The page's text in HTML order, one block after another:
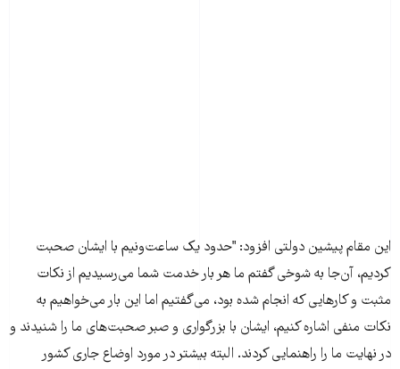
اين مقام پيشين دولتی افزود: "حدود يک ساعت‌ونيم با ايشان صحبت
کرديم، آن‌جا به شوخی گفتم ما هر بار خدمت شما می‌رسيديم از نکات
مثبت و کارهايی که انجام شده بود، می‌گفتيم اما اين بار می‌خواهيم به
نکات منفی اشاره کنيم، ايشان با بزرگواری و صبر صحبت‌های ما را شنيدند و
در نهايت ما را راهنمايی کردند. البته بيشتر در مورد اوضاع جاری کشور